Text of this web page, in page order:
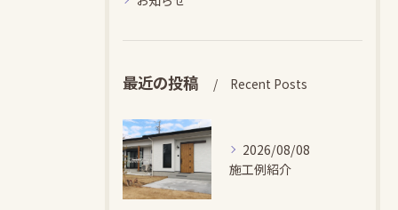
最近の投稿 Recent Posts
2026/08/08
施工例紹介